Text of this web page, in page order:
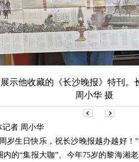
示他收藏的《长沙晚报》特刊。
周小华 摄
者 周小华
生日快乐，祝长沙晚报越办越好！”
的“集报大咖”、今年75岁的黎海湘